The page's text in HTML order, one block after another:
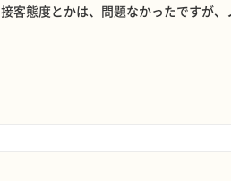
接客態度とかは、問題なかったですが、